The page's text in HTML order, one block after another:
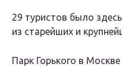
29 туристов было
из старейших и
Парк Горького в Москве